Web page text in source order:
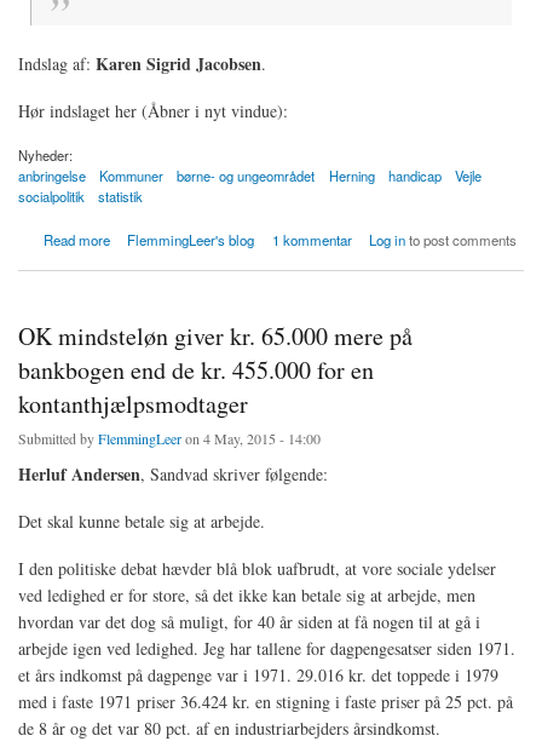
Indslag af: Karen Sigrid Jacobsen.
Hør indslaget her (Åbner i nyt vindue):
Nyheder:
anbringelse
Kommuner børne- og ungeområdet Herning handicap
Vejle
socialpolitik
statistik
Read more
about Sverigesmodellen på 20 procent af børneområdet med flere socialrådgivere sparede
FlemmingLeer's blog 1 kommentar Log into post comments
OK mindsteløn giver kr. 65.000 mere på
bankbogen end de kr. 455.000 for en
kontanthjælpsmodtager
Submitted byFlemmingLeeron 4 May, 2015 - 14:00
Herluf Andersen, Sandvad skriver følgende:
Det skal kunne betale sig at arbejde.
I den politiske debat hævder blå blok uafbrudt, at vore sociale ydelser
ved ledighed er for store, så det ikke kan betale sig at arbejde, men
hvordan var det dog så muligt, for 40 år siden at få nogen til at gå i
arbejde igen ved ledighed. Jeg har tallene for dagpengesatser siden 1971.
et års indkomst på dagpenge var i 1971. 29.016 kr. det toppede i 1979
med i faste 1971 priser 36.424 kr. en stigning i faste priser på 25 pct. på
de 8 år og det var 80 pct. af en industriarbejders årsindkomst.